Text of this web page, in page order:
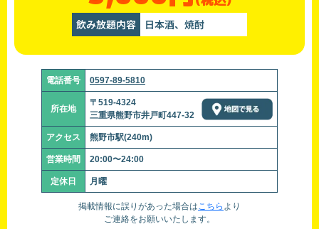
飲み放題内容 日本酒、焼酎
電話番号 0597-89-5810
所在地
〒519-4324
三重県熊野市井戸町447-32
アクセス 熊野市駅(240m)
営業時間 20:00〜24:00
定休日 月曜
掲載情報に誤りがあった場合はこちら より
ご連絡をお願いいたします。